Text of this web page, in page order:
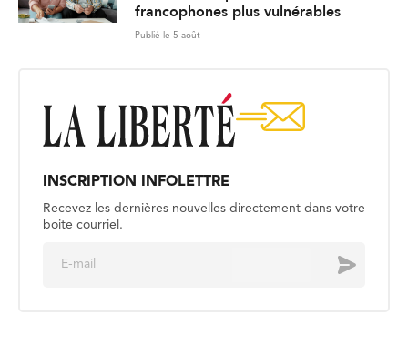
francophones plus vulnérables
Publié le 5 août
INSCRIPTION INFOLETTRE
Recevez les dernières nouvelles directement dans votre
boite courriel.
Envoyer